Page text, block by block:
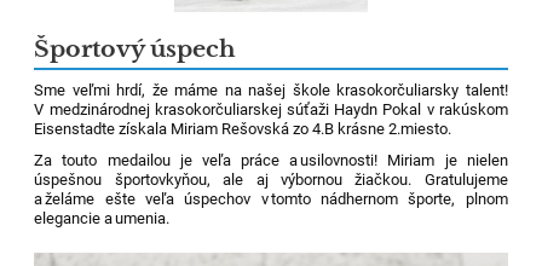
Športový úspech
Sme veľmi hrdí, že máme na našej škole krasokorčuliarsky talent!
V medzinárodnej krasokorčuliarskej súťaži Haydn Pokal v rakúskom
Eisenstadte získala Miriam Rešovská zo 4.B krásne 2.miesto.
Za touto medailouje veľa práce ausilovnosti! Miriam je nielen
úspešnou športovkyňou, ale aj výbornou žiačkou. Gratulujeme
a želáme ešte veľa úspechov v tomto nádhernom športe, plnom
elegancie a umenia.